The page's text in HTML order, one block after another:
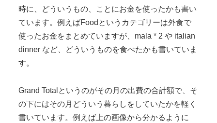
時に、どういうもの、ことにお金を使ったかも書い
ています。例えばFoodというカテゴリーは外食で
使ったお金をまとめていますが、mala * 2 や italian
dinner など、どういうものを食べたかも書いていま
す。
Grand Totalというのがその月の出費の合計額で、そ
の下にはその月どういう暮らしをしていたかを軽く
書いています。例えば上の画像から分かるように